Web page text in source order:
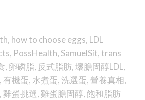
, how to choose eggs, LDL
, PossHealth, SamuelSit, trans
, 卵磷脂, 反式脂肪,壞膽固醇LDL,
, 有機蛋,水煮蛋, 洗選蛋,營養真相,
, 雞蛋挑選, 雞蛋膽固醇,飽和脂肪